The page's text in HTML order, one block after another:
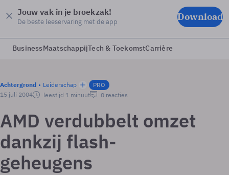
Jouw vak in je broekzak!
De beste leeservaring met de app Download
BusinessMaatschappijTech & ToekomstCarrière
Achtergrond Leiderschap
PRO
15 juli 2004
leestijd 1 minuut 0 reacties
AMD verdubbelt omzet
dankzij flash-
geheugens